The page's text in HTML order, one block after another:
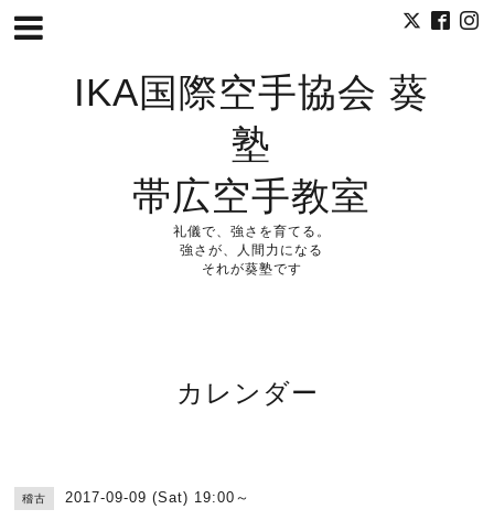
IKA国際空手協会 葵
塾
帯広空手教室
礼儀で、強さを育てる。
強さが、人間力になる
それが葵塾です
カレンダー
稽古 2017-09-09 (Sat) 19:00～